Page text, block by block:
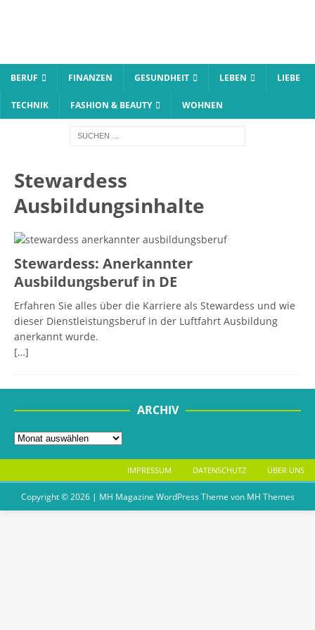
BERUF FINANZEN GESUNDHEIT LEBEN LIEBE
TECHNIK FASHION & BEAUTY WOHNEN
Stewardess
Ausbildungsinhalte
Stewardess: Anerkannter
Ausbildungsberuf in DE
Erfahren Sie alles über die Karriere als Stewardess und wie
dieser Dienstleistungsberuf in der Luftfahrt Ausbildung
anerkannt wurde.
[…]
ARCHIV
IMPRESSUM DATENSCHUTZ ÜBER UNS
Copyright © 2026 | MH Magazine WordPress Theme von MH Themes